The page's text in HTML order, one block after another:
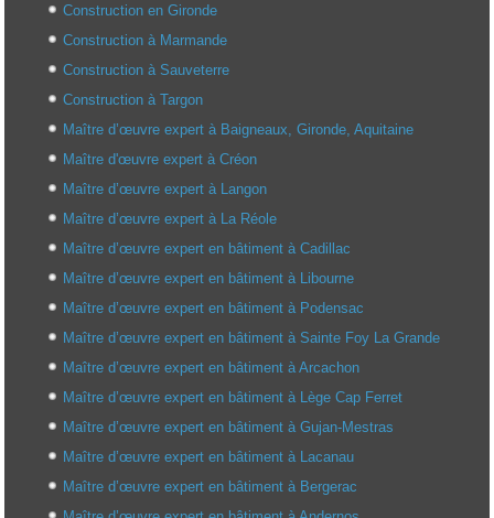
Construction en Gironde
Construction à Marmande
Construction à Sauveterre
Construction à Targon
Maître d’œuvre expert à Baigneaux, Gironde, Aquitaine
Maître d'œuvre expert à Créon
Maître d’œuvre expert à Langon
Maître d’œuvre expert à La Réole
Maître d’œuvre expert en bâtiment à Cadillac
Maître d’œuvre expert en bâtiment à Libourne
Maître d’œuvre expert en bâtiment à Podensac
Maître d’œuvre expert en bâtiment à Sainte Foy La Grande
Maître d’œuvre expert en bâtiment à Arcachon
Maître d’œuvre expert en bâtiment à Lège Cap Ferret
Maître d’œuvre expert en bâtiment à Gujan-Mestras
Maître d’œuvre expert en bâtiment à Lacanau
Maître d’œuvre expert en bâtiment à Bergerac